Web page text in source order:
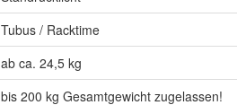
Tubus / Racktime
ab ca. 24,5 kg
bis 200 kg Gesamtgewicht zugelassen!